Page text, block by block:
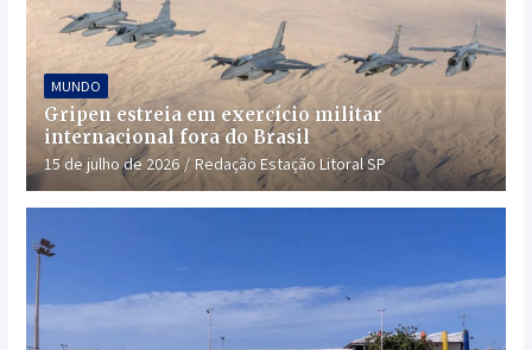
MUNDO
Gripen estreia em exercício militar
internacional fora do Brasil
15 de julho de 2026 Redação Estação Litoral SP